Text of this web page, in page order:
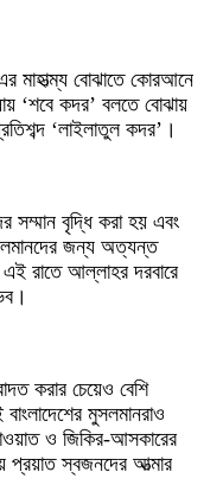
মাহাত্ম্য বোঝাতে কোরআনে
‘শবে কদর’ বলতে বোঝায়
‘লাইলাতুল কদর’।
সম্মান বৃদ্ধি করা হয় এবং
জন্য অত্যন্ত
রাতে আল্লাহর দরবারে
করার চেয়েও বেশি
মুসলমানরাও
ও জিকির-আসকারের
প্রয়াত স্বজনদের আত্মার